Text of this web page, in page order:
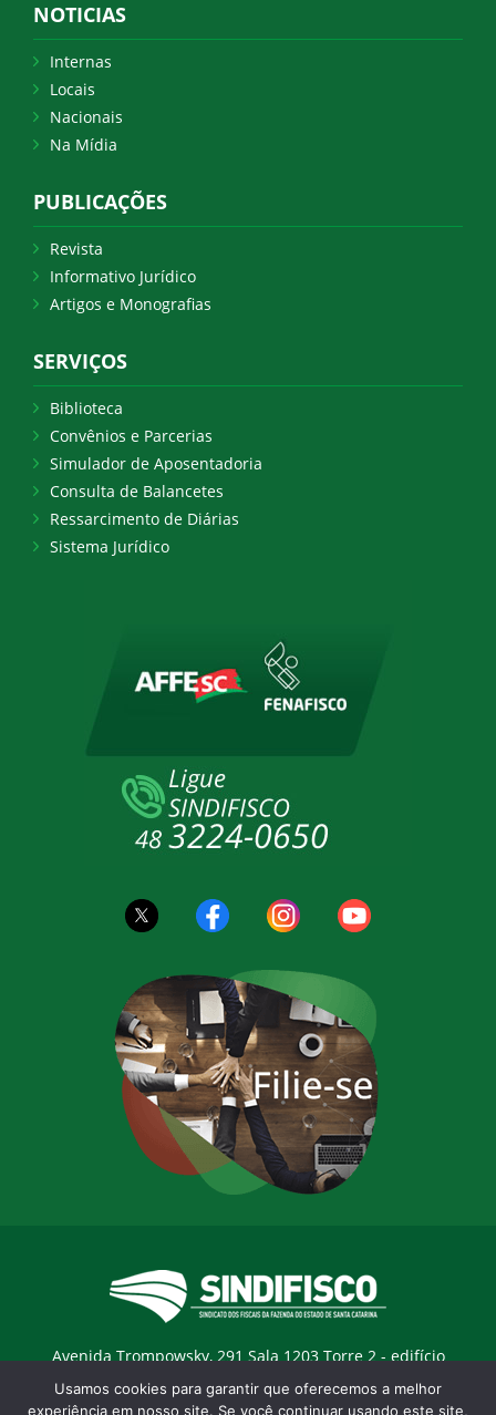
NOTICIAS
Internas
Locais
Nacionais
Na Mídia
PUBLICAÇÕES
Revista
Informativo Jurídico
Artigos e Monografias
SERVIÇOS
Biblioteca
Convênios e Parcerias
Simulador de Aposentadoria
Consulta de Balancetes
Ressarcimento de Diárias
Sistema Jurídico
Avenida Trompowsky, 291 Sala 1203 Torre 2 - edifício
Trompowsky Corporate - Centro - Florianopólis / SC - CEP:
88015-300 |E-mail:sindifisco@sindifisco.org.br
Usamos cookies para garantir que oferecemos a melhor
experiência em nosso site. Se você continuar usando este site,